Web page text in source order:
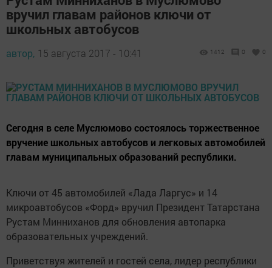
вручил главам районов ключи от
школьных автобусов
автор, 15 августа 2017 - 10:41 1412 0 0
Сегодня в селе Муслюмово состоялось торжественное
вручение школьных автобусов и легковых автомобилей
главам муниципальных образований республики.
Ключи от 45 автомобилей «Лада Ларгус» и 14
микроавтобусов «Форд» вручил Президент Татарстана
Рустам Минниханов для обновления автопарка
образовательных учреждений.
Приветствуя жителей и гостей села, лидер республики